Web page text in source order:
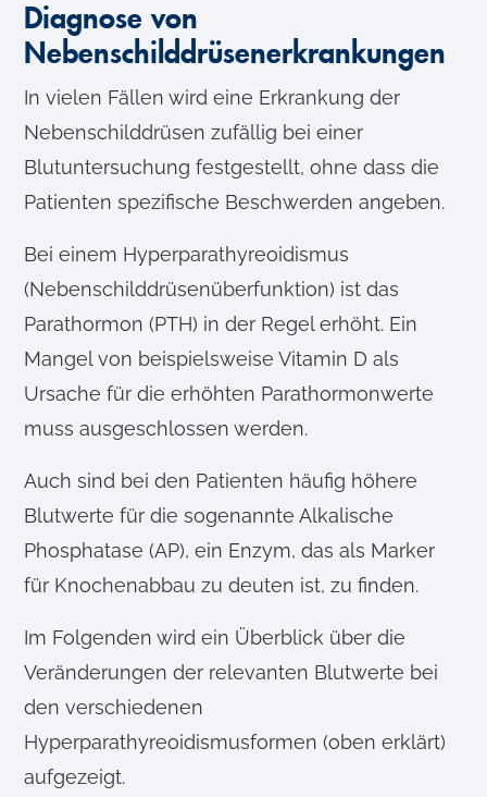
Diagnose von
Nebenschilddrüsenerkrankungen
In vielen Fällen wird eine Erkrankung der
Nebenschilddrüsen zufällig bei einer
Blutuntersuchung festgestellt, ohne dass die
Patienten spezifische Beschwerden angeben.
Bei einem Hyperparathyreoidismus
(Nebenschilddrüsenüberfunktion) ist das
Parathormon (PTH) in der Regel erhöht. Ein
Mangel von beispielsweise Vitamin D als
Ursache für die erhöhten Parathormonwerte
muss ausgeschlossen werden.
Auch sind bei den Patienten häufig höhere
Blutwerte für die sogenannte Alkalische
Phosphatase (AP), ein Enzym, das als Marker
für Knochenabbau zu deuten ist, zu finden.
Im Folgenden wird ein Überblick über die
Veränderungen der relevanten Blutwerte bei
den verschiedenen
Hyperparathyreoidismusformen (oben erklärt)
aufgezeigt.